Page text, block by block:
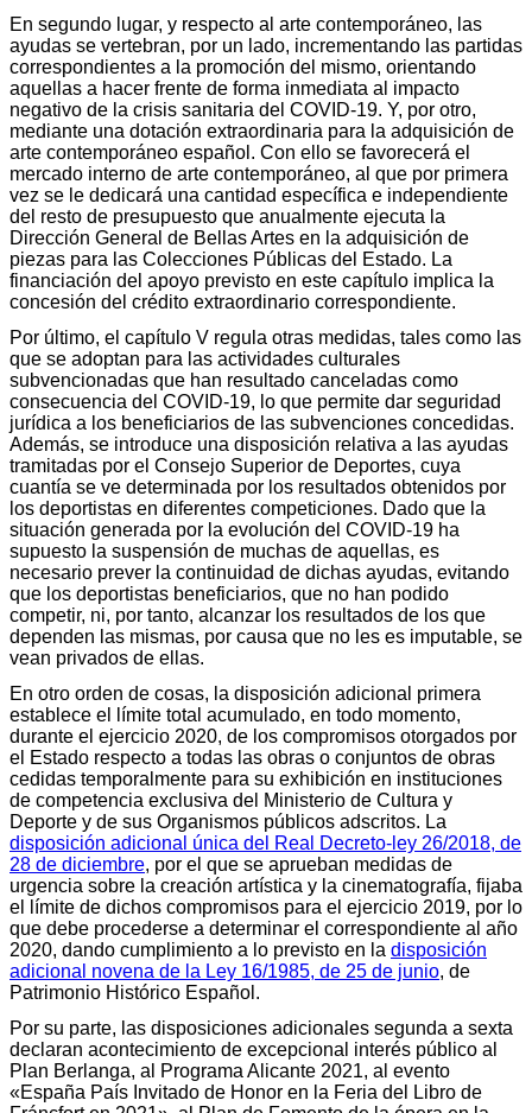
En segundo lugar, y respecto al arte contemporáneo, las
ayudas se vertebran, por un lado, incrementando las partidas
correspondientes a la promoción del mismo, orientando
aquellas a hacer frente de forma inmediata al impacto
negativo de la crisis sanitaria del COVID-19. Y, por otro,
mediante una dotación extraordinaria para la adquisición de
arte contemporáneo español. Con ello se favorecerá el
mercado interno de arte contemporáneo, al que por primera
vez se le dedicará una cantidad específica e independiente
del resto de presupuesto que anualmente ejecuta la
Dirección General de Bellas Artes en la adquisición de
piezas para las Colecciones Públicas del Estado. La
financiación del apoyo previsto en este capítulo implica la
concesión del crédito extraordinario correspondiente.
Por último, el capítulo V regula otras medidas, tales como las
que se adoptan para las actividades culturales
subvencionadas que han resultado canceladas como
consecuencia del COVID-19, lo que permite dar seguridad
jurídica a los beneficiarios de las subvenciones concedidas.
Además, se introduce una disposición relativa a las ayudas
tramitadas por el Consejo Superior de Deportes, cuya
cuantía se ve determinada por los resultados obtenidos por
los deportistas en diferentes competiciones. Dado que la
situación generada por la evolución del COVID-19 ha
supuesto la suspensión de muchas de aquellas, es
necesario prever la continuidad de dichas ayudas, evitando
que los deportistas beneficiarios, que no han podido
competir, ni, por tanto, alcanzar los resultados de los que
dependen las mismas, por causa que no les es imputable, se
vean privados de ellas.
En otro orden de cosas, la disposición adicional primera
establece el límite total acumulado, en todo momento,
durante el ejercicio 2020, de los compromisos otorgados por
el Estado respecto a todas las obras o conjuntos de obras
cedidas temporalmente para su exhibición en instituciones
de competencia exclusiva del Ministerio de Cultura y
Deporte y de sus Organismos públicos adscritos. La
disposición adicional única del Real Decreto-ley 26/2018, de
28 de diciembre, por el que se aprueban medidas de
urgencia sobre la creación artística y la cinematografía, fijaba
el límite de dichos compromisos para el ejercicio 2019, por lo
que debe procederse a determinar el correspondiente al año
2020, dando cumplimiento a lo previsto en la disposición
adicional novena de la Ley 16/1985, de 25 de junio, de
Patrimonio Histórico Español.
Por su parte, las disposiciones adicionales segunda a sexta
declaran acontecimiento de excepcional interés público al
Plan Berlanga, al Programa Alicante 2021, al evento
«España País Invitado de Honor en la Feria del Libro de